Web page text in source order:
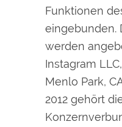
Funktionen
eingebunden.
werden
Instagram
Menlo Park,
2012 gehört